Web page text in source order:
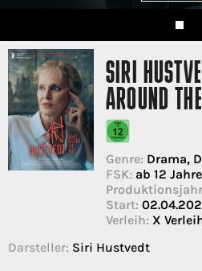
SIRI
AROUND
Genre: Drama,
FSK: ab 12 Jahre
Start:
Verleih: X
Darsteller: Siri Hustvedt